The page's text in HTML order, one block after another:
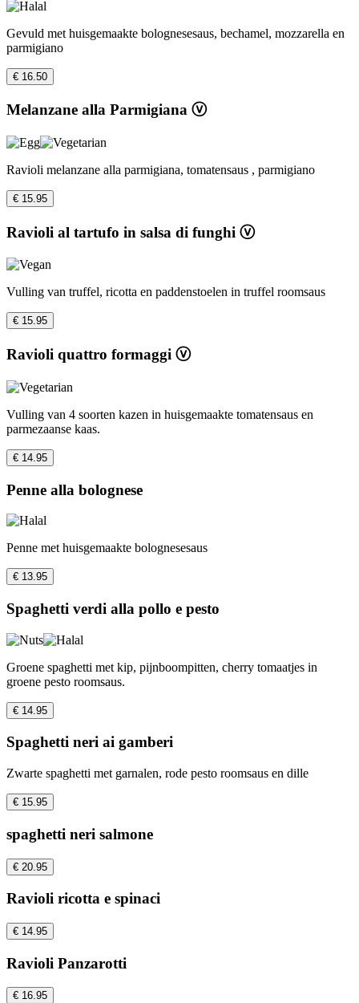
Gevuld met huisgemaakte bolognesesaus, bechamel, mozzarella en
parmigiano
€ 16.50
Melanzane alla Parmigiana ⓥ
Ravioli melanzane alla parmigiana, tomatensaus , parmigiano
€ 15.95
Ravioli al tartufo in salsa di funghi ⓥ
Vulling van truffel, ricotta en paddenstoelen in truffel roomsaus
€ 15.95
Ravioli quattro formaggi ⓥ
Vulling van 4 soorten kazen in huisgemaakte tomatensaus en
parmezaanse kaas.
€ 14.95
Penne alla bolognese
Penne met huisgemaakte bolognesesaus
€ 13.95
Spaghetti verdi alla pollo e pesto
Groene spaghetti met kip, pijnboompitten, cherry tomaatjes in
groene pesto roomsaus.
€ 14.95
Spaghetti neri ai gamberi
Zwarte spaghetti met garnalen, rode pesto roomsaus en dille
€ 15.95
spaghetti neri salmone
€ 20.95
Ravioli ricotta e spinaci
€ 14.95
Ravioli Panzarotti
€ 16.95